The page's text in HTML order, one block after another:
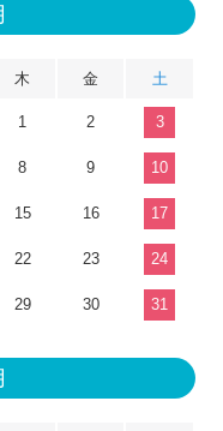
木 金 土
1 2 3
8 9 10
15 16 17
22 23 24
29 30 31